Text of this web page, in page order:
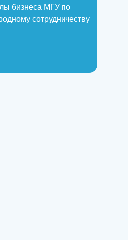
бизнеса МГУ по
сотрудничеству